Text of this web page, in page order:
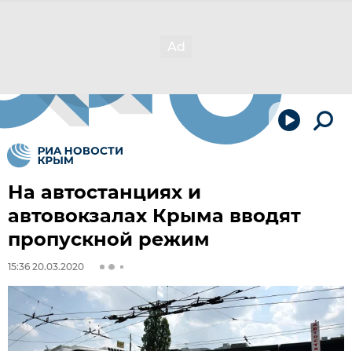
На автостанциях и
автовокзалах Крыма вводят
пропускной режим
15:36 20.03.2020